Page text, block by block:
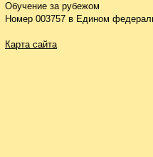
Обучение за рубежом
Номер 003757 в Едином
Карта сайта